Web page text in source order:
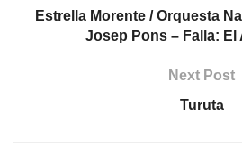
Estrella Morente / Orquesta
Josep Pons – Falla: El
Next Post
Turuta